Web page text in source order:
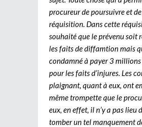
procureur de poursuivre et
réquisition. Dans cette
souhaité que le prévenu soit
les faits de diffamtion mais
condamné à payer 3 millions
pour les faits d’injures. Les
plaignant, quant à eux, ont
même trompette que le
eux, en effet, il n’y a pas lieu
tomber un tel manquement